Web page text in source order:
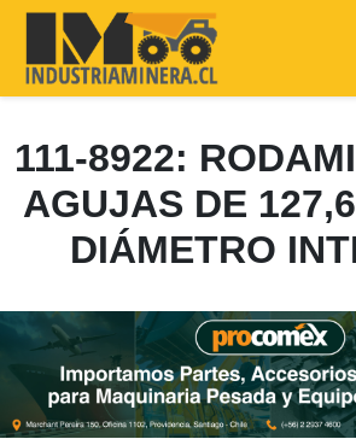
111-8922:
AGUJAS DE
DIÁMETRO